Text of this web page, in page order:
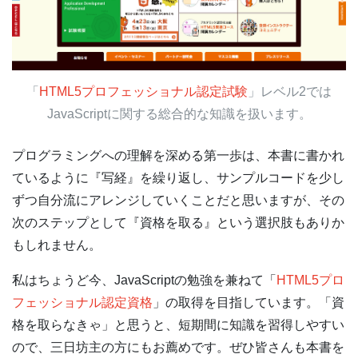
「 HTML5プロフェッショナル認定試験 」レベル2では
JavaScriptに関する総合的な知識を扱います。
プログラミングへの理解を深める第一歩は、本書に書かれ
ているように『写経』を繰り返し、サンプルコードを少し
ずつ自分流にアレンジしていくことだと思いますが、その
次のステップとして『資格を取る』という選択肢もありか
もしれません。
私はちょうど今、JavaScriptの勉強を兼ねて「 HTML5プロ
フェッショナル認定資格 」の取得を目指しています。「資
格を取らなきゃ」と思うと、短期間に知識を習得しやすい
ので、三日坊主の方にもお薦めです。ぜひ皆さんも本書を